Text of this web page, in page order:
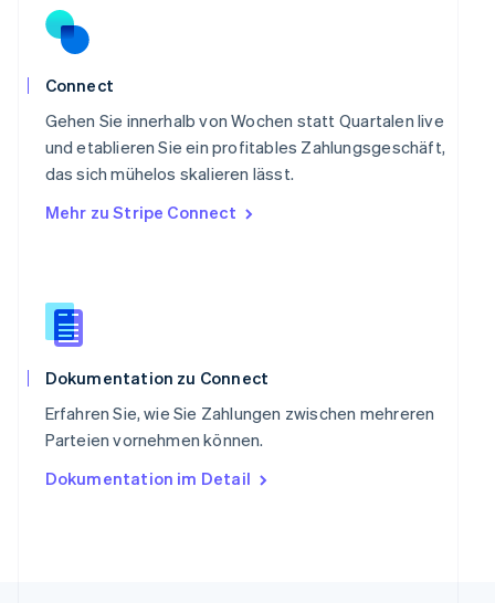
Connect
Gehen Sie innerhalb von Wochen statt Quartalen live
und etablieren Sie ein profitables Zahlungsgeschäft,
das sich mühelos skalieren lässt.
Mehr zu Stripe Connect
Dokumentation zu Connect
Erfahren Sie, wie Sie Zahlungen zwischen mehreren
Parteien vornehmen können.
Dokumentation im Detail
Schweden
Svenska
Deutsch
Singapur
English 简体中文
Slowakei
English
Slowenien
English
Spanien
Español
Thailand
Tschechische Republik
English
English